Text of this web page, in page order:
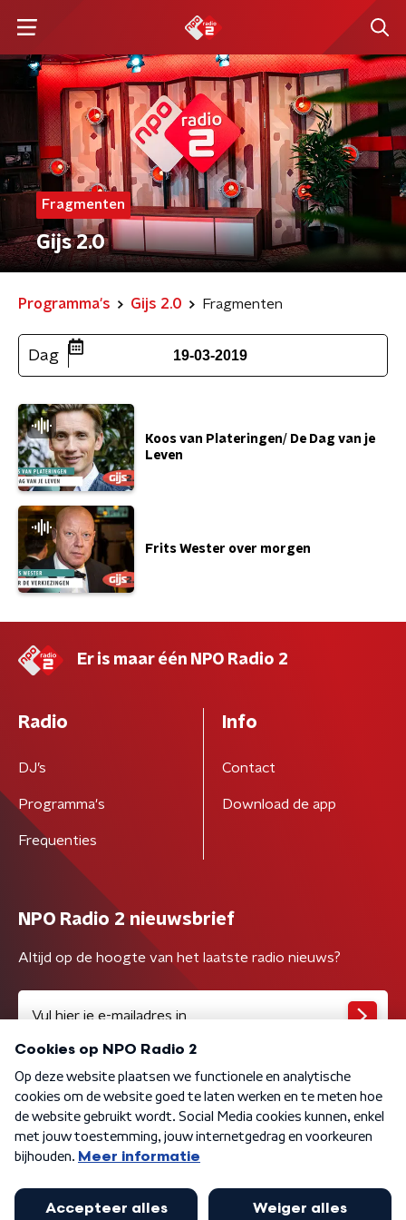
Fragmenten
Gijs 2.0
Programma's Gijs 2.0 Fragmenten
Dag 19-03-2019
Koos van Plateringen/ De Dag van je
Leven
Frits Wester over morgen
Er is maar één NPO Radio 2
Radio
DJ’s
Programma's
Frequenties
Info
Contact
Download de app
NPO Radio 2 nieuwsbrief
Altijd op de hoogte van het laatste radio nieuws?
Algemene voorwaarden